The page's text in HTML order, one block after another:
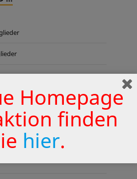
Homepage
finden
hier.